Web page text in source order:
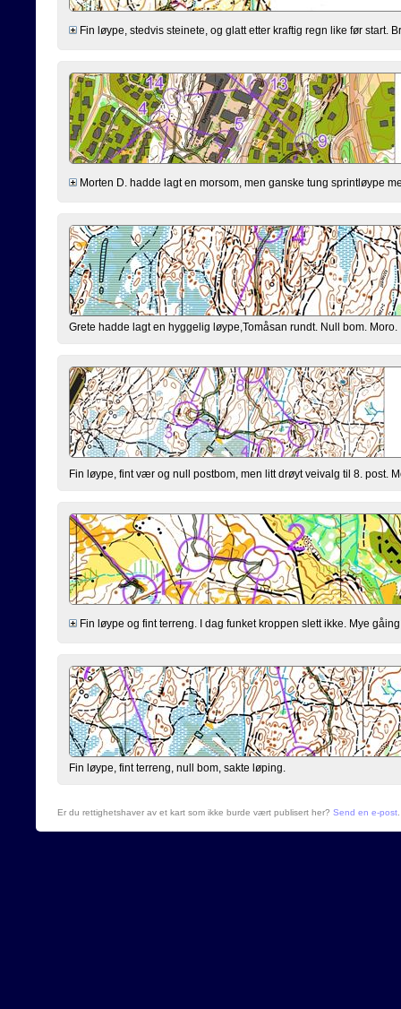
Fin løype, stedvis steinete, og glatt etter kraftig regn like før start.
Morten D. hadde lagt en morsom, men ganske tung sprintløype
Grete hadde lagt en hyggelig løype,Tomåsan rundt. Null bom. Moro.
Fin løype, fint vær og null postbom, men litt drøyt veivalg til 8. post.
Fin løype og fint terreng. I dag funket kroppen slett ikke. Mye
Fin løype, fint terreng, null bom, sakte løping.
Er du rettighetshaver av et kart som ikke burde vært publisert her? Send en e-post